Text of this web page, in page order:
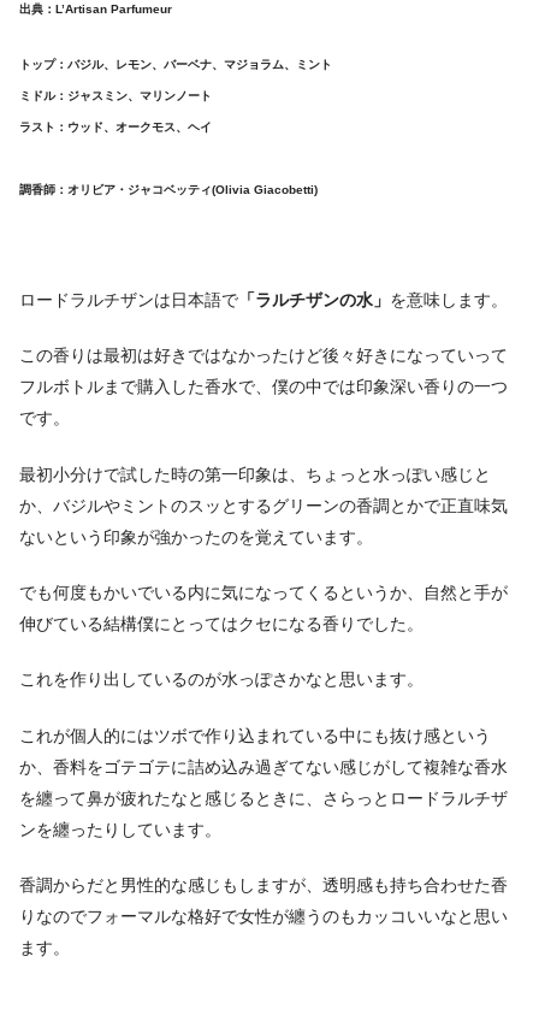
出典：L’Artisan Parfumeur
トップ：バジル、レモン、バーベナ、マジョラム、ミント
ミドル：ジャスミン、マリンノート
ラスト：ウッド、オークモス、ヘイ
調香師：オリビア・ジャコベッティ(Olivia Giacobetti)
ロードラルチザンは日本語で 「ラルチザンの水」 を意味します。
この香りは最初は好きではなかったけど後々好きになっていって
フルボトルまで購入した香水で、僕の中では印象深い香りの一つ
です。
最初小分けで試した時の第一印象は、ちょっと水っぽい感じと
か、バジルやミントのスッとするグリーンの香調とかで正直味気
ないという印象が強かったのを覚えています。
でも何度もかいでいる内に気になってくるというか、自然と手が
伸びている結構僕にとってはクセになる香りでした。
これを作り出しているのが水っぽさかなと思います。
これが個人的にはツボで作り込まれている中にも抜け感という
か、香料をゴテゴテに詰め込み過ぎてない感じがして複雑な香水
を纏って鼻が疲れたなと感じるときに、さらっとロードラルチザ
ンを纏ったりしています。
香調からだと男性的な感じもしますが、透明感も持ち合わせた香
りなのでフォーマルな格好で女性が纏うのもカッコいいなと思い
ます。